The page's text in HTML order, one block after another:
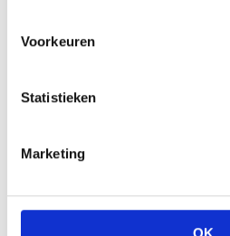
Voorkeuren
Statistieken
Marketing
Pampers Baby Dry – Maat